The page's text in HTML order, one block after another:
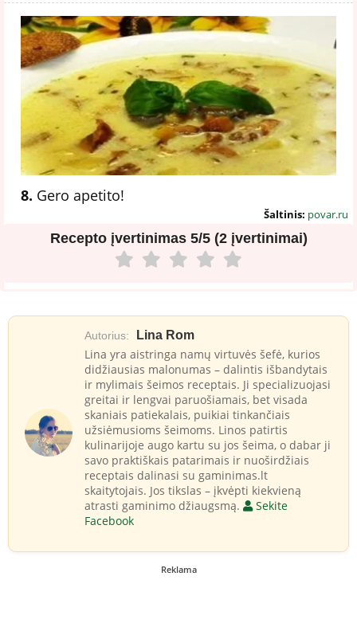
8. Gero apetito!
Šaltinis: povar.ru
Recepto įvertinimas 5/5 (2 įvertinimai)
Autorius: Lina Rom
Lina yra aistringa namų virtuvės šefė, kurios
didžiausias malonumas – dalintis išbandytais
ir mylimais šeimos receptais. Ji specializuojasi
greitai ir lengvai paruošiamais, bet visada
skaniais patiekalais, puikiai tinkančiais
užsiėmusioms šeimoms. Linos patirtis
kulinarijoje augo kartu su jos šeima, o dabar ji
savo praktiškais patarimais ir nuoširdžiais
receptais dalinasi su gaminimas.lt
skaitytojais. Jos tikslas – įkvėpti kiekvieną
atrasti gaminimo džiaugsmą.
Sekite
Facebook
Reklama